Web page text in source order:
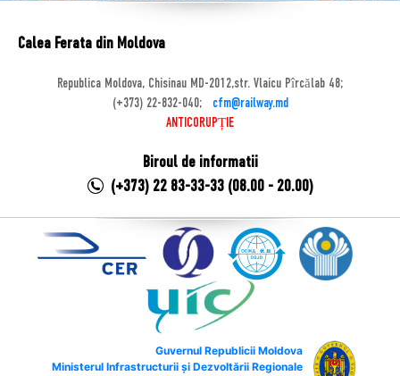
Calea Ferata din Moldova
Republica Moldova, Chisinau MD-2012,str. Vlaicu Pîrcălab 48;
(+373) 22-832-040;
cfm@railway.md
ANTICORUPȚIE
Biroul de informatii
(+373) 22 83-33-33 (08.00 - 20.00)
Guvernul Republicii Moldova
Ministerul Infrastructurii și Dezvoltării Regionale